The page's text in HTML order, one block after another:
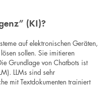
(KI)?
auf elektronischen Geräten,
sollen. Sie imitieren
Grundlage von Chatbots ist
LLMs sind sehr
mit Textdokumenten trainiert